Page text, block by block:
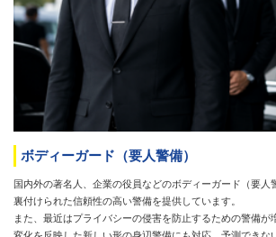
ボディーガード（要人警備）
国内外の著名人、企業の役員などのボディーガード（要人
裏付けられた信頼性の高い警備を提供しています。
また、最近はプライバシーの侵害を防止するための警備が